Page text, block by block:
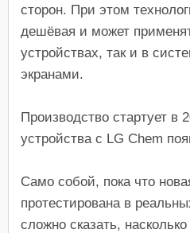
сторон. При этом
дешёвая и может
устройствах, так и в
экранами.
Производство стартует в
устройства с LG Chem
Само собой, пока что
протестирована в
сложно сказать,